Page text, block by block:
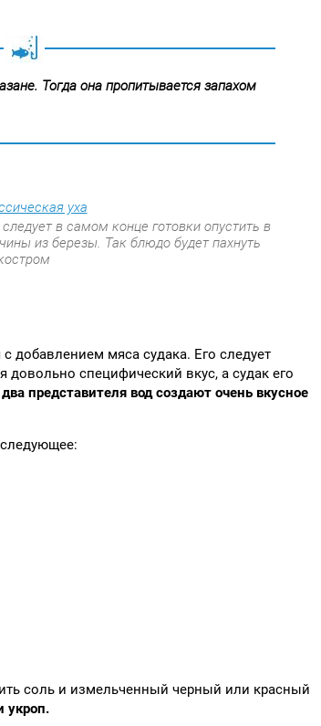
Тогда она пропитывается запахом
в самом конце готовки опустить в
из березы. Так блюдо будет пахнуть
добавлением мяса судака. Его следует
довольно специфический вкус, а судак его
представителя вод создают очень вкусное
соль и измельченный черный или красный
укроп.